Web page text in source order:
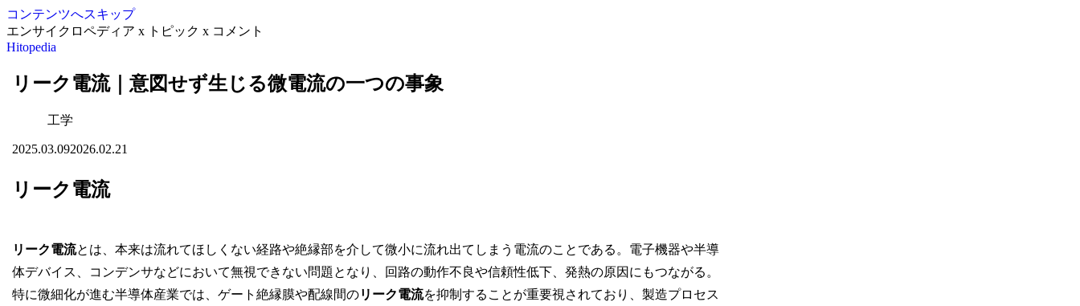
コンテンツへスキップ
エンサイクロペディア x トピック x コメント
Hitopedia
リーク電流｜意図せず生じる微電流の一つの事象
工学
2025.03.092026.02.21
リーク電流
リーク電流とは、本来は流れてほしくない経路や絶縁部を介して微小に流れ出てしまう電流のことである。電子機器や半導
体デバイス、コンデンサなどにおいて無視できない問題となり、回路の動作不良や信頼性低下、発熱の原因にもつながる。
特に微細化が進む半導体産業では、ゲート絶縁膜や配線間のリーク電流を抑制することが重要視されており、製造プロセス